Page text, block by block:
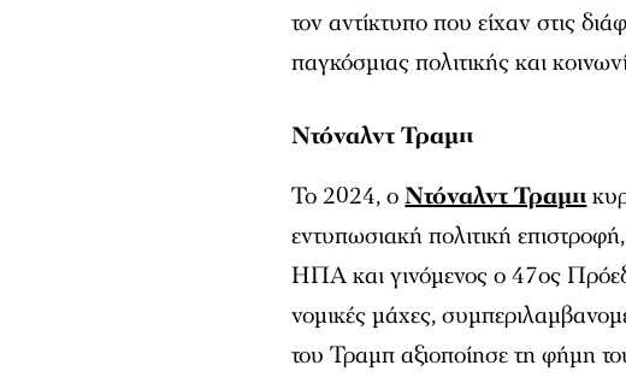
τον αντίκτυπο που είχαν στις
παγκόσμιας πολιτικής και
Ντόναλντ Τραμπ
Το 2024, οΝτόναλντ Τραμπ
εντυπωσιακή πολιτική
ΗΠΑ και γινόμενος ο 47ος
νομικές μάχες,
του Τραμπ αξιοποίησε τη φήμη